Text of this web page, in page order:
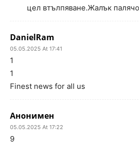
цел втълпяване.Жалък
DanielRam
05.05.2025 At 17:41
1
1
Finest news for all us
Анонимен
05.05.2025 At 17:22
9